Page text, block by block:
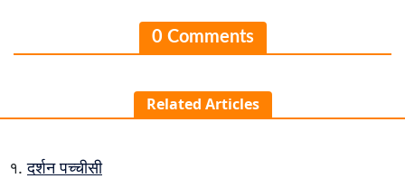
0 Comments
Related Articles
दर्शन पच्चीसी